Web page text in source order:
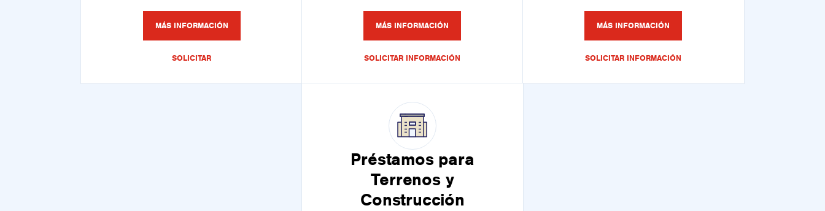
MÁS INFORMACIÓN
SOLICITAR
MÁS INFORMACIÓN
SOLICITAR INFORMACIÓN
MÁS INFORMACIÓN
SOLICITAR INFORMACIÓN
Préstamos para
Terrenos y
Construcción